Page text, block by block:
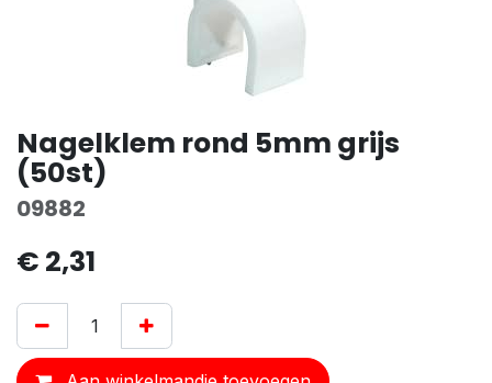
Nagelklem rond 5mm grijs
(50st)
09882
€ 2,31